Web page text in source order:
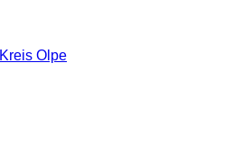
Kreis Olpe